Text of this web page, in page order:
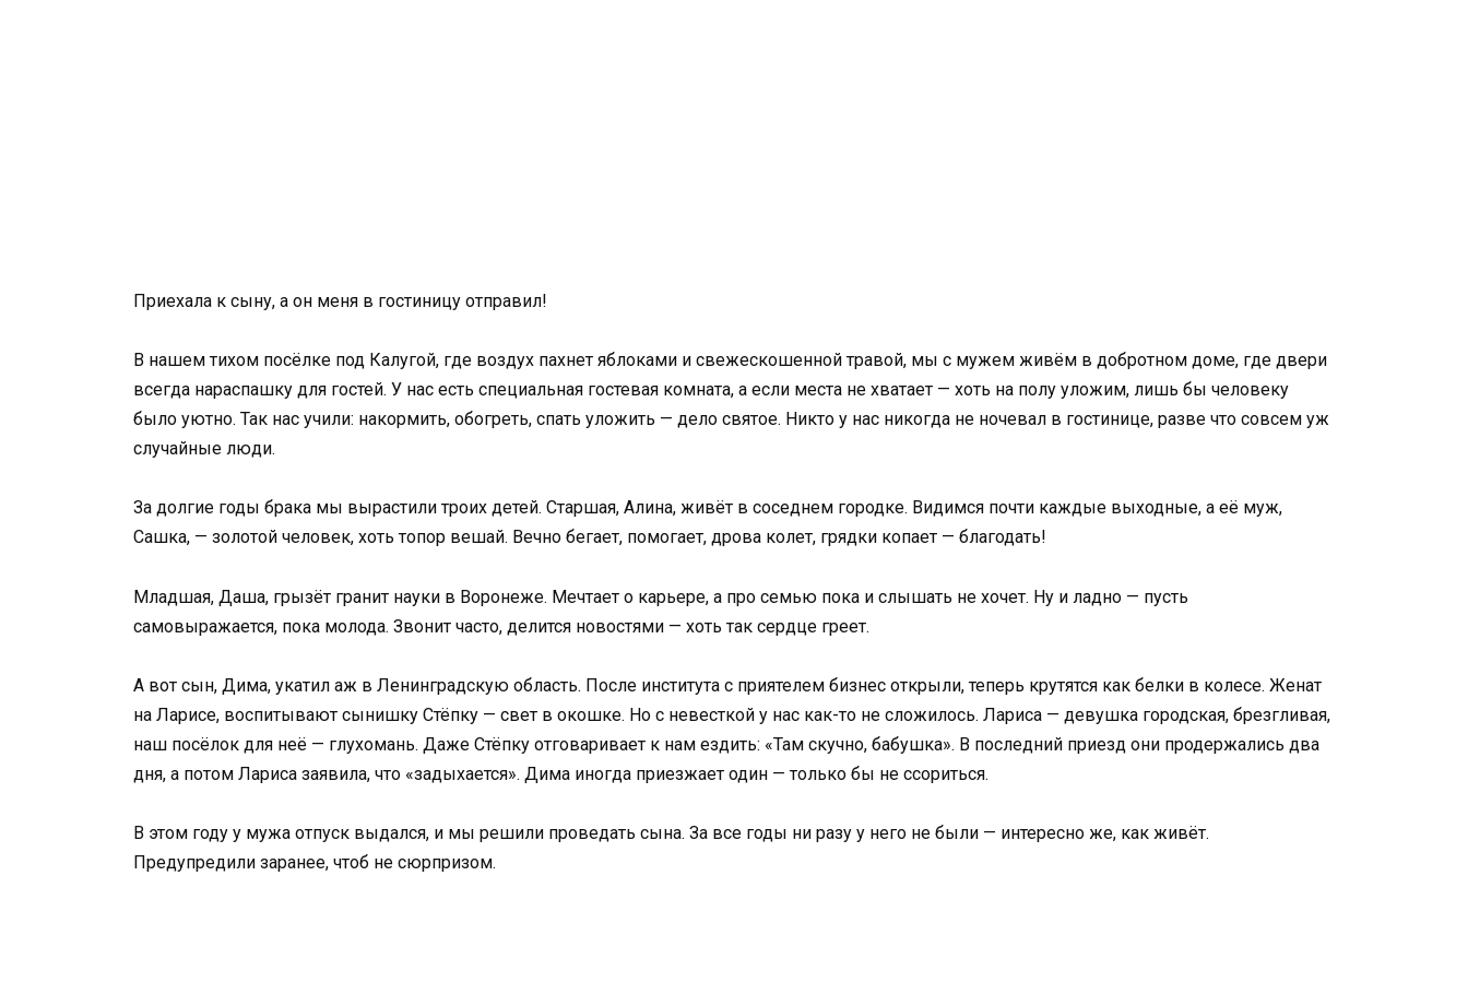
Приехала к сыну, а он меня в гостиницу отправил!
В нашем тихом посёлке под Калугой, где воздух пахнет яблоками и свежескошенной травой, мы с мужем живём в добротном доме, где двери
всегда нараспашку для гостей. У нас есть специальная гостевая комната, а если места не хватает — хоть на полу уложим, лишь бы человеку
было уютно. Так нас учили: накормить, обогреть, спать уложить — дело святое. Никто у нас никогда не ночевал в гостинице, разве что совсем уж
случайные люди.
За долгие годы брака мы вырастили троих детей. Старшая, Алина, живёт в соседнем городке. Видимся почти каждые выходные, а её муж,
Сашка, — золотой человек, хоть топор вешай. Вечно бегает, помогает, дрова колет, грядки копает — благодать!
Младшая, Даша, грызёт гранит науки в Воронеже. Мечтает о карьере, а про семью пока и слышать не хочет. Ну и ладно — пусть
самовыражается, пока молода. Звонит часто, делится новостями — хоть так сердце греет.
А вот сын, Дима, укатил аж в Ленинградскую область. После института с приятелем бизнес открыли, теперь крутятся как белки в колесе. Женат
на Ларисе, воспитывают сынишку Стёпку — свет в окошке. Но с невесткой у нас как-то не сложилось. Лариса — девушка городская, брезгливая,
наш посёлок для неё — глухомань. Даже Стёпку отговаривает к нам ездить: «Там скучно, бабушка». В последний приезд они продержались два
дня, а потом Лариса заявила, что «задыхается». Дима иногда приезжает один — только бы не ссориться.
В этом году у мужа отпуск выдался, и мы решили проведать сына. За все годы ни разу у него не были — интересно же, как живёт.
Предупредили заранее, чтоб не сюрпризом.